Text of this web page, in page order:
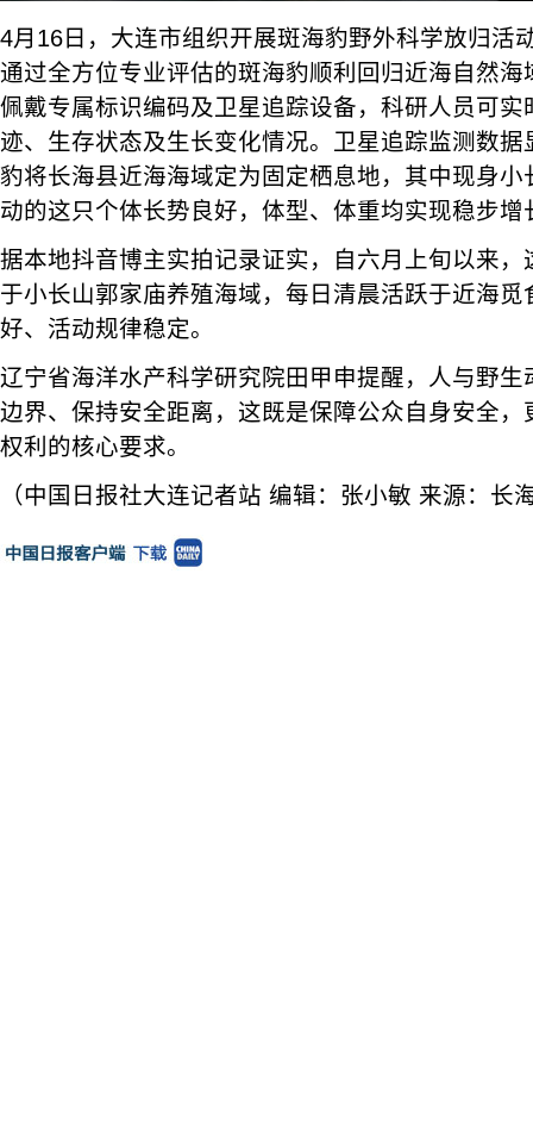
4月16日，大连市组织开展斑海豹野外科学放归活
通过全方位专业评估的斑海豹顺利回归近海自然
佩戴专属标识编码及卫星追踪设备，科研人员可实
迹、生存状态及生长变化情况。卫星追踪监测数
豹将长海县近海海域定为固定栖息地，其中现身
动的这只个体长势良好，体型、体重均实现稳步增
据本地抖音博主实拍记录证实，自六月上旬以来
于小长山郭家庙养殖海域，每日清晨活跃于近海
好、活动规律稳定。
辽宁省海洋水产科学研究院田甲申提醒，人与野
边界、保持安全距离，这既是保障公众自身安全
权利的核心要求。
（中国日报社大连记者站 编辑：张小敏 来源：长